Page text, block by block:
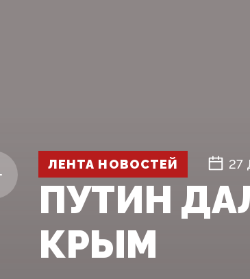
ЛЕНТА НОВОСТЕЙ 27
ПУТИН
КРЫМ